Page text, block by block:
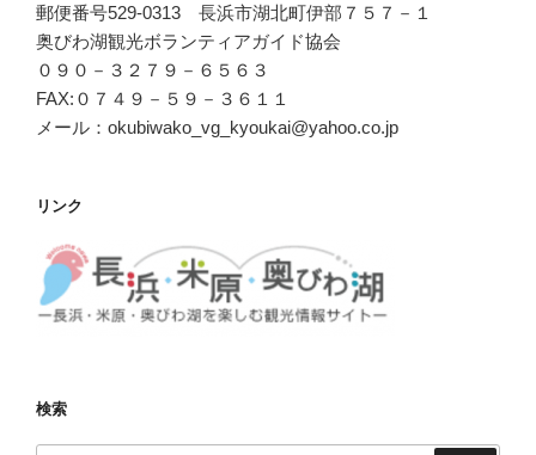
郵便番号529-0313 長浜市湖北町伊部７５７－１
奥びわ湖観光ボランティアガイド協会
０９０－３２７９－６５６３
FAX:０７４９－５９－３６１１
メール：okubiwako_vg_kyoukai@yahoo.co.jp
リンク
検索